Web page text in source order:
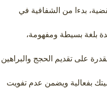
بدءا من الشفافية في
بلغة بسيطة ومفهومة،
على تقديم الحجج والبراهين
بفعالية ويضمن عدم تفويت